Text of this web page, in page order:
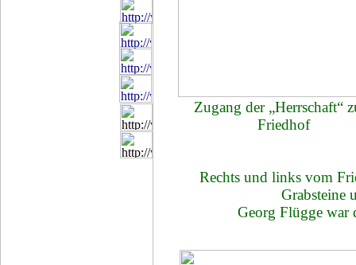
Zugang der „Herrschaft“
Friedhof
Rechts und links vom
Grabsteine
Georg Flügge war